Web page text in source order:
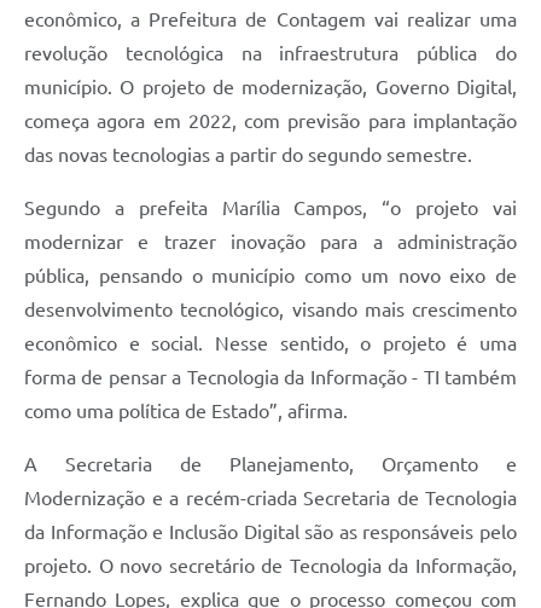
econômico, a Prefeitura de Contagem vai realizar uma
revolução tecnológica na infraestrutura pública do
município. O projeto de modernização, Governo Digital,
começa agora em 2022, com previsão para implantação
das novas tecnologias a partir do segundo semestre.
Segundo a prefeita Marília Campos, “o projeto vai
modernizar e trazer inovação para a administração
pública, pensando o município como um novo eixo de
desenvolvimento tecnológico, visando mais crescimento
econômico e social. Nesse sentido, o projeto é uma
forma de pensar a Tecnologia da Informação - TI também
como uma política de Estado”, afirma.
A Secretaria de Planejamento, Orçamento e
Modernização e a recém-criada Secretaria de Tecnologia
da Informação e Inclusão Digital são as responsáveis pelo
projeto. O novo secretário de Tecnologia da Informação,
Fernando Lopes, explica que o processo começou com